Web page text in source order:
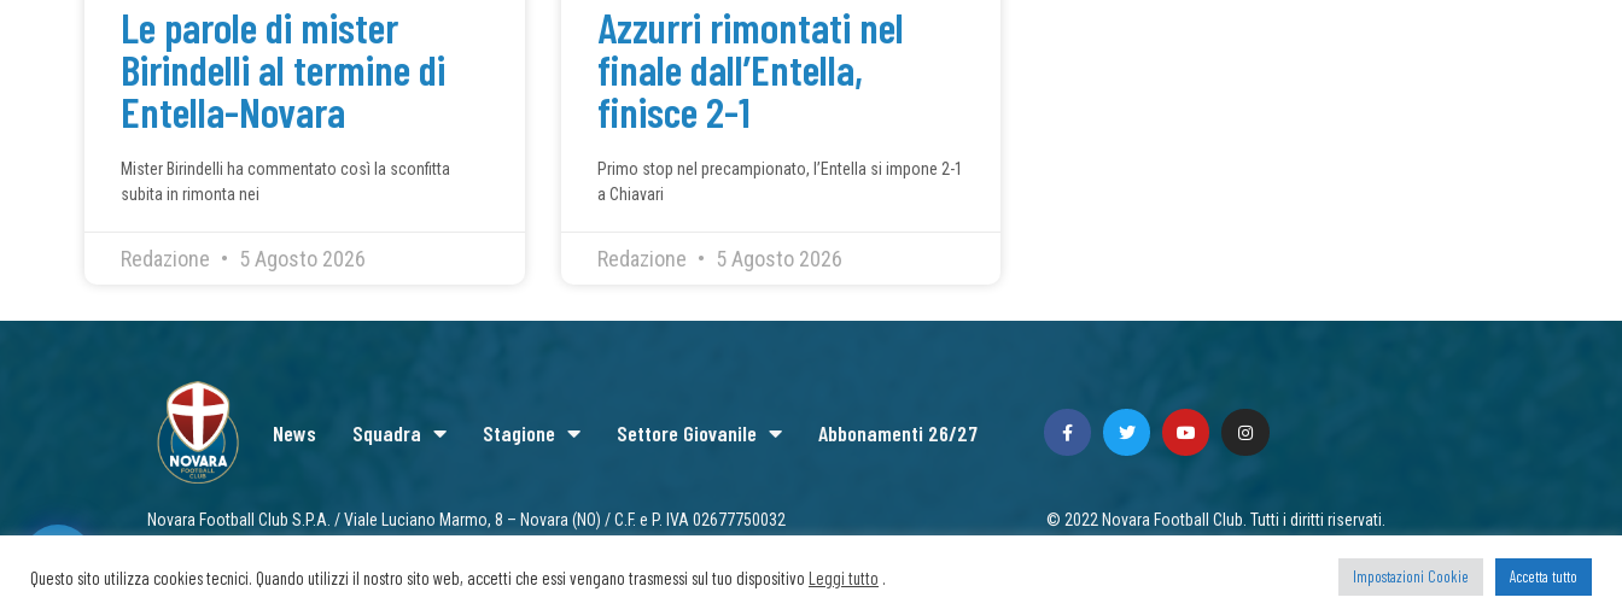
Le parole di mister
Birindelli al termine di
Entella-Novara
Mister Birindelli ha commentato così la sconfitta
subita in rimonta nei
Redazione 5 Agosto 2026
Azzurri rimontati nel
finale dall’Entella,
finisce 2-1
Primo stop nel precampionato, l’Entella si impone 2-1
a Chiavari
Redazione 5 Agosto 2026
News Squadra Stagione Settore Giovanile Abbonamenti 26/27
Novara Football Club S.P.A. / Viale Luciano Marmo, 8 – Novara (NO) / C.F. e P. IVA 02677750032
© 2022 Novara Football Club. Tutti i diritti riservati.
Questo sito utilizza cookies tecnici. Quando utilizzi il nostro sito web, accetti che essi vengano trasmessi sul tuo dispositivo Leggi tutto Impostazioni Cookie Accetta tutto